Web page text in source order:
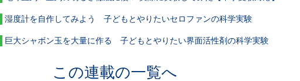
湿度計を自作してみよう 子どもとやりたいセロファンの科学実験
巨大シャボン玉を大量に作る 子どもとやりたい界面活性剤の科学実験
この連載の一覧へ